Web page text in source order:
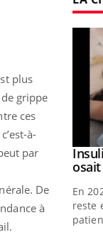
plus
grippe
ces
à-
par
De
à
pour
ou
de la
qui la rend
En
reste